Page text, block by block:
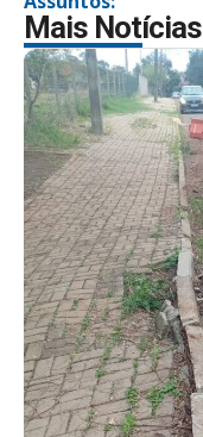
Mais Notícias